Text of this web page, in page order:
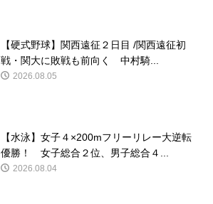
【硬式野球】関西遠征２日目 /関西遠征初
戦・関大に敗戦も前向く 中村騎...
2026.08.05
【水泳】女子４×200mフリーリレー大逆転
優勝！ 女子総合２位、男子総合４...
2026.08.04